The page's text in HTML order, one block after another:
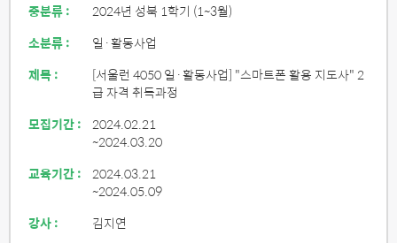
중분류 :
2024년 성북 1학기 (1~3월)
소분류 :
일·활동사업
제목 :
[서울런 4050 일·활동사업] "스마트폰 활용 지도사" 2
급 자격 취득과정
모집기간 : 2024.02.21
~2024.03.20
교육기간 : 2024.03.21
~2024.05.09
강사 :
김지연